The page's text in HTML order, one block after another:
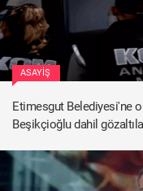
ASAYIŞ
Etimesgut Belediyesi'ne
Beşikçioğlu dahil